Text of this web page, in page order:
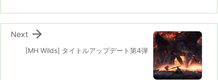
[MH Wilds] タイトルアップデート第4弾

Next